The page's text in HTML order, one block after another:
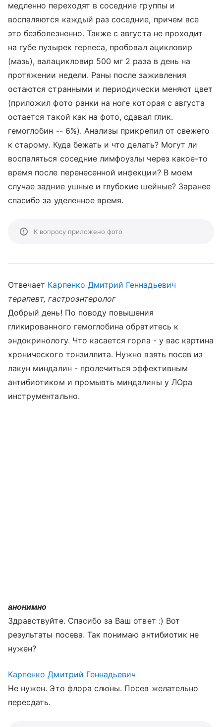
медленно переходят в соседние группы и
воспаляются каждый раз соседние, причем все
это безболезненно. Также с августа не проходит
на губе пузырек герпеса, пробовал ацикловир
(мазь), валацикловир 500 мг 2 раза в день на
протяжении недели. Раны после заживления
остаются странными и периодически меняют цвет
(приложил фото ранки на ноге которая с августа
остается такой как на фото, сдавал глик.
гемоглобин -- 6%). Анализы прикрепил от свежего
к старому. Куда бежать и что делать? Могут ли
воспаляться соседние лимфоузлы через какое-то
время после перенесенной инфекции? В моем
случае задние ушные и глубокие шейные? Заранее
спасибо за уделенное время.
К вопросу приложено фото
Отвечает Карпенко Дмитрий Геннадьевич
терапевт, гастроэнтеролог
Добрый день! По поводу повышения
гликированного гемоглобина обратитесь к
эндокринологу. Что касается горла - у вас картина
хронического тонзиллита. Нужно взять посев из
лакун миндалин - пролечиться эффективным
антибиотиком и промывть миндалины у ЛОра
инструментально.
анонимно
Здравствуйте. Спасибо за Ваш ответ :) Вот
результаты посева. Так понимаю антибиотик не
нужен?
Карпенко Дмитрий Геннадьевич
Не нужен. Это флора слюны. Посев желательно
пересдать.